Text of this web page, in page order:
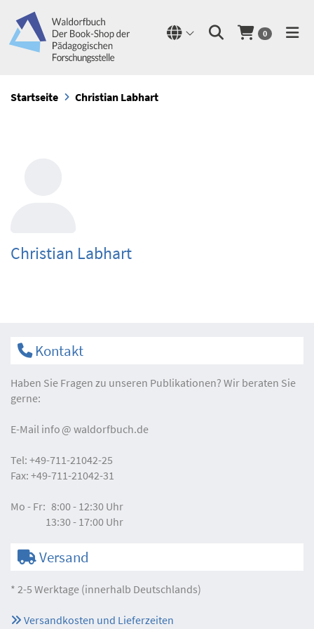
0
Startseite Christian Labhart
Christian Labhart
Kontakt
Haben Sie Fragen zu unseren Publikationen? Wir beraten Sie
gerne:
E-Mail info waldorfbuch.de
Tel: +49-711-21042-25
Fax: +49-711-21042-31
Mo - Fr: 8:00 - 12:30 Uhr
13:30 - 17:00 Uhr
Versand
* 2-5 Werktage (innerhalb Deutschlands)
Versandkosten und Lieferzeiten